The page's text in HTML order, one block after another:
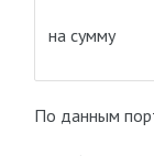
на сумму
По данным